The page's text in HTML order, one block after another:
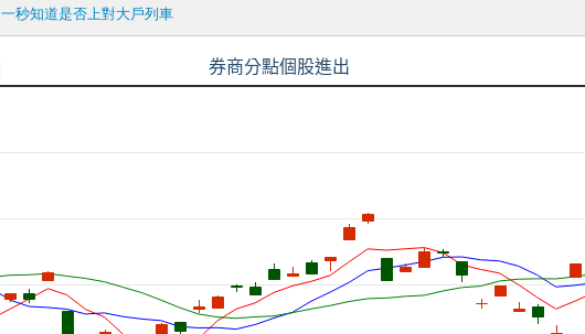
一秒知道是否上對大戶列車
券商分點個股進出